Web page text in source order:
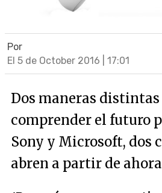
Por
El 5 de October 2016 | 17:01
Dos maneras distintas
comprender el futuro
Sony y Microsoft, dos
abren a partir de